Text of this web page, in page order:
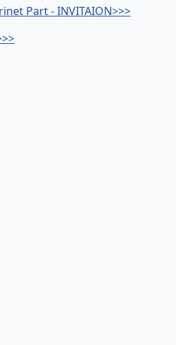
Part - INVITAION>>>